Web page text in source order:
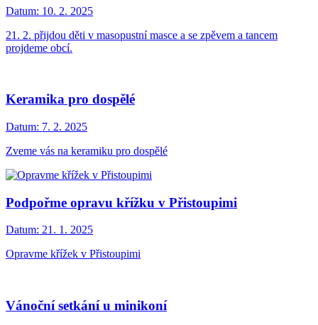
Datum: 10. 2. 2025
21. 2. přijdou děti v masopustní masce a se zpěvem a tancem
projdeme obcí.
Keramika pro dospělé
Datum: 7. 2. 2025
Zveme vás na keramiku pro dospělé
Podpořme opravu křížku v Přistoupimi
Datum: 21. 1. 2025
Opravme křížek v Přistoupimi
Vánoční setkání u minikoní